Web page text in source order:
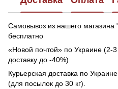
Самовывоз из нашего
бесплатно
«Новой почтой» по Украине (2-
доставку до -40%)
Курьерская доставка по
(для посылок до 30 кг).